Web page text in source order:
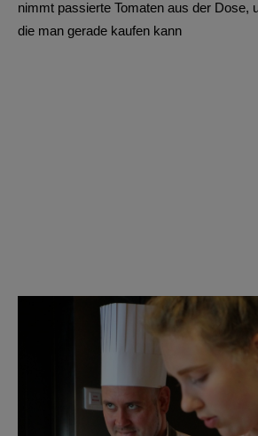
nimmt passierte Tomaten aus der Dose,
die man gerade kaufen kann